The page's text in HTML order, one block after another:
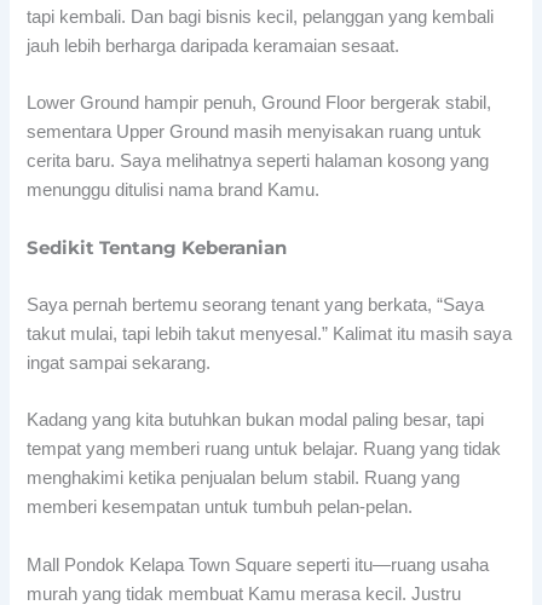
tapi kembali. Dan bagi bisnis kecil, pelanggan yang kembali
jauh lebih berharga daripada keramaian sesaat.
Lower Ground hampir penuh, Ground Floor bergerak stabil,
sementara Upper Ground masih menyisakan ruang untuk
cerita baru. Saya melihatnya seperti halaman kosong yang
menunggu ditulisi nama brand Kamu.
Sedikit Tentang Keberanian
Saya pernah bertemu seorang tenant yang berkata, “Saya
takut mulai, tapi lebih takut menyesal.” Kalimat itu masih saya
ingat sampai sekarang.
Kadang yang kita butuhkan bukan modal paling besar, tapi
tempat yang memberi ruang untuk belajar. Ruang yang tidak
menghakimi ketika penjualan belum stabil. Ruang yang
memberi kesempatan untuk tumbuh pelan-pelan.
Mall Pondok Kelapa Town Square seperti itu—ruang usaha
murah yang tidak membuat Kamu merasa kecil. Justru